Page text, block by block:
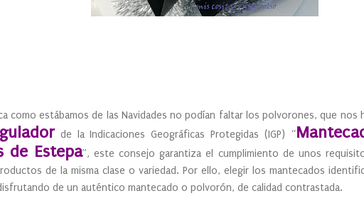
como estábamos de las Navidades no podían faltar los polvorones, que nos
de la Indicaciones Geográficas Protegidas (IGP) “
de Estepa”, este consejo garantiza el cumplimiento de unos
de la misma clase o variedad. Por ello, elegir los mantecados
de un auténtico mantecado o polvorón, de calidad contrastada.